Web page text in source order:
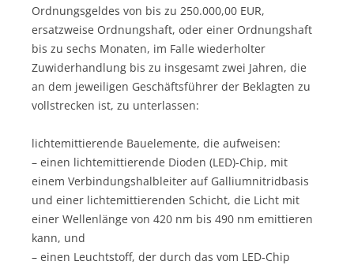
Ordnungsgeldes von bis zu 250.000,00 EUR,
ersatzweise Ordnungshaft, oder einer Ordnungshaft
bis zu sechs Monaten, im Falle wiederholter
Zuwiderhandlung bis zu insgesamt zwei Jahren, die
an dem jeweiligen Geschäftsführer der Beklagten zu
vollstrecken ist, zu unterlassen:
lichtemittierende Bauelemente, die aufweisen:
– einen lichtemittierende Dioden (LED)-Chip, mit
einem Verbindungshalbleiter auf Galliumnitridbasis
und einer lichtemittierenden Schicht, die Licht mit
einer Wellenlänge von 420 nm bis 490 nm emittieren
kann, und
– einen Leuchtstoff, der durch das vom LED-Chip